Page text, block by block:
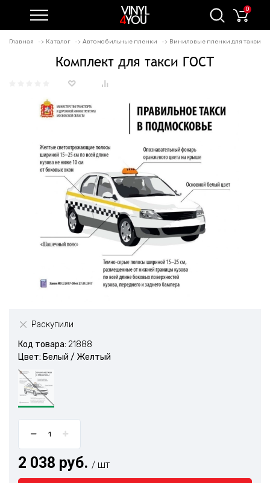
0
Главная Каталог Автомобильные пленки Виниловые пленки для такси
Комплект для такси ГОСТ
Раскупили
Код товара: 21888
Цвет: Белый / Желтый
2 038 руб. / шт